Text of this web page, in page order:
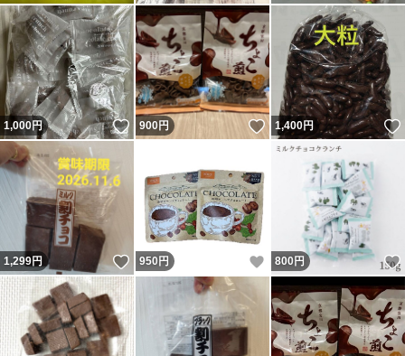
1,000円 いいね！
900円 いいね！
1,400円
1,299円 いいね！
950 円 いいね！
800 円